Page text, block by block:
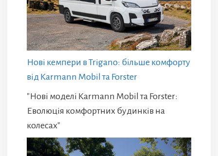
Нові кемпери в Trigano: більше комфорту
від Karmann Mobil та Forster
"Нові моделі Karmann Mobil та Forster:
Еволюція комфортних будинків на
колесах"